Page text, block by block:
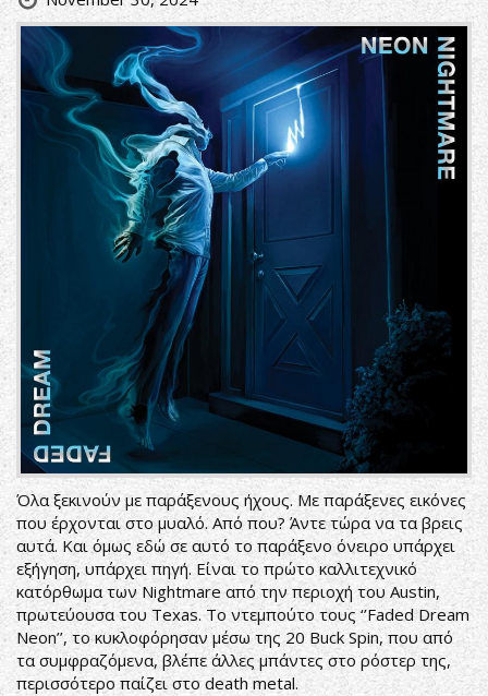
Όλα ξεκινούν με παράξενους ήχους. Με παράξενες εικόνες
που έρχονται στο μυαλό. Από που? Άντε τώρα να τα βρεις
αυτά. Και όμως εδώ σε αυτό το παράξενο όνειρο υπάρχει
εξήγηση, υπάρχει πηγή. Είναι το πρώτο καλλιτεχνικό
κατόρθωμα των Nightmare από την περιοχή του Austin,
πρωτεύουσα του Texas. Το ντεμπούτο τους ‘’Faded Dream
Neon’’, το κυκλοφόρησαν μέσω της 20 Buck Spin, που από
τα συμφραζόμενα, βλέπε άλλες μπάντες στο ρόστερ της,
περισσότερο παίζει στο death metal.